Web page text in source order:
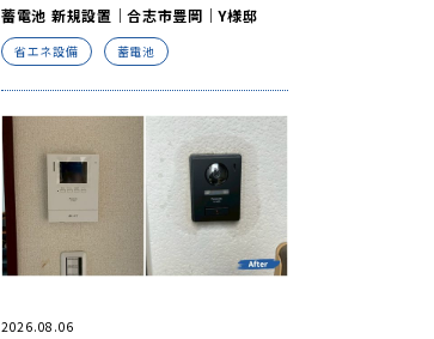
蓄電池 新規設置｜合志市豊岡｜Y様邸
省エネ設備 蓄電池
2026.08.06